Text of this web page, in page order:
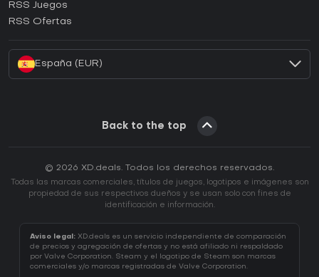
RSS Juegos
RSS Ofertas
España (EUR)
Back to the top
© 2026 XD.deals. Todos los derechos reservados.
Todas las marcas comerciales, títulos de juegos, logotipos e imágenes son
propiedad de sus respectivos dueños y se usan solo con fines de
identificación e información.
Aviso legal: XD.deals es un servicio independiente de comparación
de precios y agregación de ofertas y no está afiliado ni respaldado
por Valve Corporation. Steam y el logotipo de Steam son marcas
comerciales y/o marcas registradas de Valve Corporation.